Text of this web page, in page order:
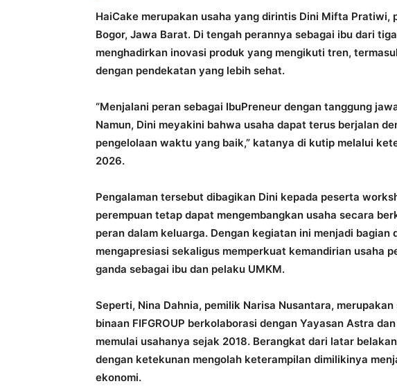
HaiCake merupakan usaha yang dirintis Dini Mifta Pratiwi,
Bogor, Jawa Barat. Di tengah perannya sebagai ibu dari
menghadirkan inovasi produk yang mengikuti tren,
dengan pendekatan yang lebih sehat.
“Menjalani peran sebagai IbuPreneur dengan tanggung
Namun, Dini meyakini bahwa usaha dapat terus berjalan
pengelolaan waktu yang baik,” katanya di kutip melalui
2026.
Pengalaman tersebut dibagikan Dini kepada peserta
perempuan tetap dapat mengembangkan usaha secara
peran dalam keluarga. Dengan kegiatan ini menjadi bagian
mengapresiasi sekaligus memperkuat kemandirian usaha
ganda sebagai ibu dan pelaku UMKM.
Seperti, Nina Dahnia, pemilik Narisa Nusantara,
binaan FIFGROUP berkolaborasi dengan Yayasan Astra
memulai usahanya sejak 2018. Berangkat dari latar
dengan ketekunan mengolah keterampilan dimilikinya
ekonomi.